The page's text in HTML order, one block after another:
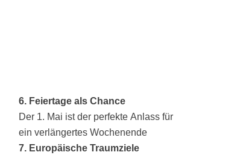
6. Feiertage als Chance
Der 1. Mai ist der perfekte Anlass für
ein verlängertes Wochenende
7. Europäische Traumziele